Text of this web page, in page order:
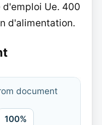
d'emploi Ue. 400
d'alimentation.
document
100%